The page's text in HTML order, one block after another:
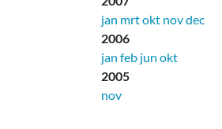
jan mrtokt novdec
2006
jan feb jun okt
2005
nov